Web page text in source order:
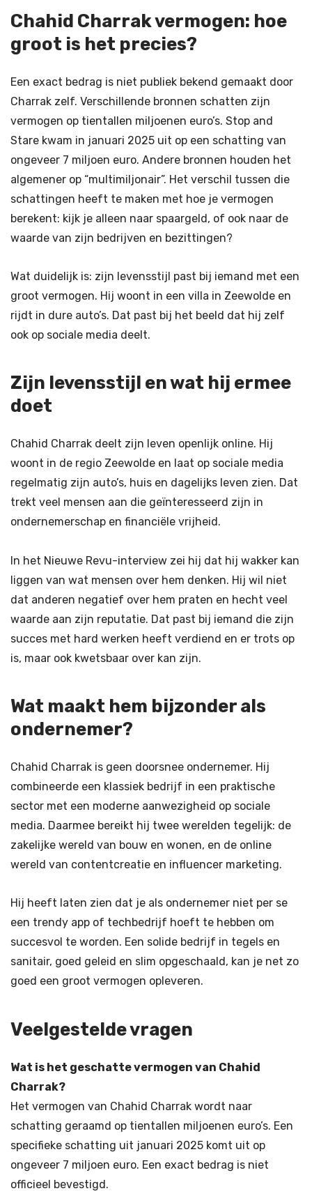
Chahid Charrak vermogen: hoe
groot is het precies?
Een exact bedrag is niet publiek bekend gemaakt door
Charrak zelf. Verschillende bronnen schatten zijn
vermogen op tientallen miljoenen euro’s. Stop and
Stare kwam in januari 2025 uit op een schatting van
ongeveer 7 miljoen euro. Andere bronnen houden het
algemener op “multimiljonair”. Het verschil tussen die
schattingen heeft te maken met hoe je vermogen
berekent: kijk je alleen naar spaargeld, of ook naar de
waarde van zijn bedrijven en bezittingen?
Wat duidelijk is: zijn levensstijl past bij iemand met een
groot vermogen. Hij woont in een villa in Zeewolde en
rijdt in dure auto’s. Dat past bij het beeld dat hij zelf
ook op sociale media deelt.
Zijn levensstijl en wat hij ermee
doet
Chahid Charrak deelt zijn leven openlijk online. Hij
woont in de regio Zeewolde en laat op sociale media
regelmatig zijn auto’s, huis en dagelijks leven zien. Dat
trekt veel mensen aan die geïnteresseerd zijn in
ondernemerschap en financiële vrijheid.
In het Nieuwe Revu-interview zei hij dat hij wakker kan
liggen van wat mensen over hem denken. Hij wil niet
dat anderen negatief over hem praten en hecht veel
waarde aan zijn reputatie. Dat past bij iemand die zijn
succes met hard werken heeft verdiend en er trots op
is, maar ook kwetsbaar over kan zijn.
Wat maakt hem bijzonder als
ondernemer?
Chahid Charrak is geen doorsnee ondernemer. Hij
combineerde een klassiek bedrijf in een praktische
sector met een moderne aanwezigheid op sociale
media. Daarmee bereikt hij twee werelden tegelijk: de
zakelijke wereld van bouw en wonen, en de online
wereld van contentcreatie en influencer marketing.
Hij heeft laten zien dat je als ondernemer niet per se
een trendy app of techbedrijf hoeft te hebben om
succesvol te worden. Een solide bedrijf in tegels en
sanitair, goed geleid en slim opgeschaald, kan je net zo
goed een groot vermogen opleveren.
Veelgestelde vragen
Wat is het geschatte vermogen van Chahid
Charrak?
Het vermogen van Chahid Charrak wordt naar
schatting geraamd op tientallen miljoenen euro’s. Een
specifieke schatting uit januari 2025 komt uit op
ongeveer 7 miljoen euro. Een exact bedrag is niet
officieel bevestigd.